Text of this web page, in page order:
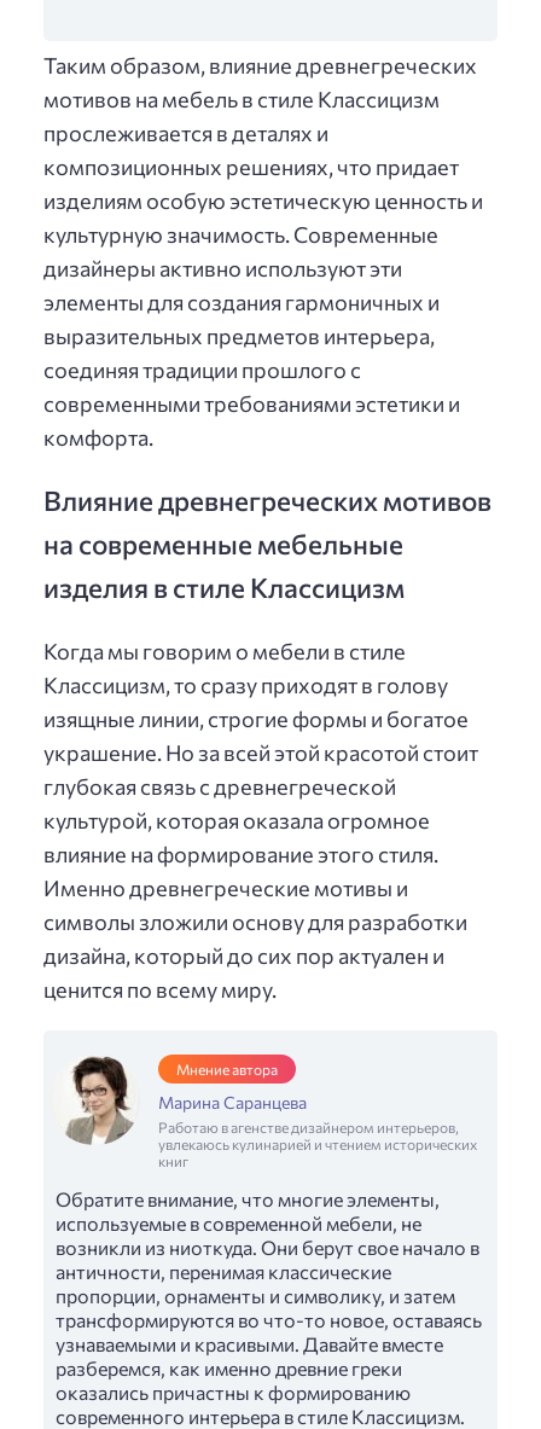
Таким образом, влияние древнегреческих
мотивов на мебель в стиле Классицизм
прослеживается в деталях и
композиционных решениях, что придает
изделиям особую эстетическую ценность и
культурную значимость. Современные
дизайнеры активно используют эти
элементы для создания гармоничных и
выразительных предметов интерьера,
соединяя традиции прошлого с
современными требованиями эстетики и
комфорта.
Влияние древнегреческих мотивов
на современные мебельные
изделия в стиле Классицизм
Когда мы говорим о мебели в стиле
Классицизм, то сразу приходят в голову
изящные линии, строгие формы и богатое
украшение. Но за всей этой красотой стоит
глубокая связь с древнегреческой
культурой, которая оказала огромное
влияние на формирование этого стиля.
Именно древнегреческие мотивы и
символы зложили основу для разработки
дизайна, который до сих пор актуален и
ценится по всему миру.
Мнение автора
Марина Саранцева
Работаю в агенстве дизайнером интерьеров,
увлекаюсь кулинарией и чтением исторических
книг
Обратите внимание, что многие элементы,
используемые в современной мебели, не
возникли из ниоткуда. Они берут свое начало в
античности, перенимая классические
пропорции, орнаменты и символику, и затем
трансформируются во что-то новое, оставаясь
узнаваемыми и красивыми. Давайте вместе
разберемся, как именно древние греки
оказались причастны к формированию
современного интерьера в стиле Классицизм.